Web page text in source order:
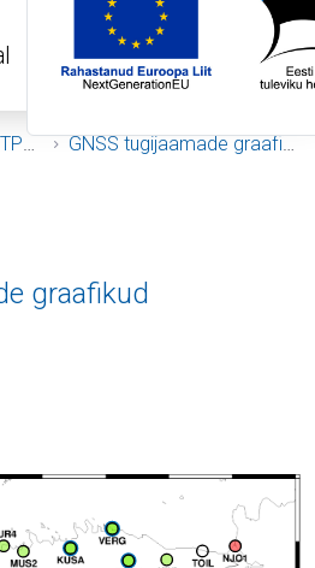
GNSS tugijaamade graafikud
graafikud